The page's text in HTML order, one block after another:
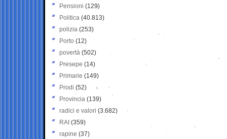
Pensioni (129)
Politica (40.813)
polizia (253)
Porto (12)
povertà (502)
Presepe (14)
Primarie (149)
Prodi (52)
Provincia (139)
radici e valori (3.682)
RAI (359)
rapine (37)